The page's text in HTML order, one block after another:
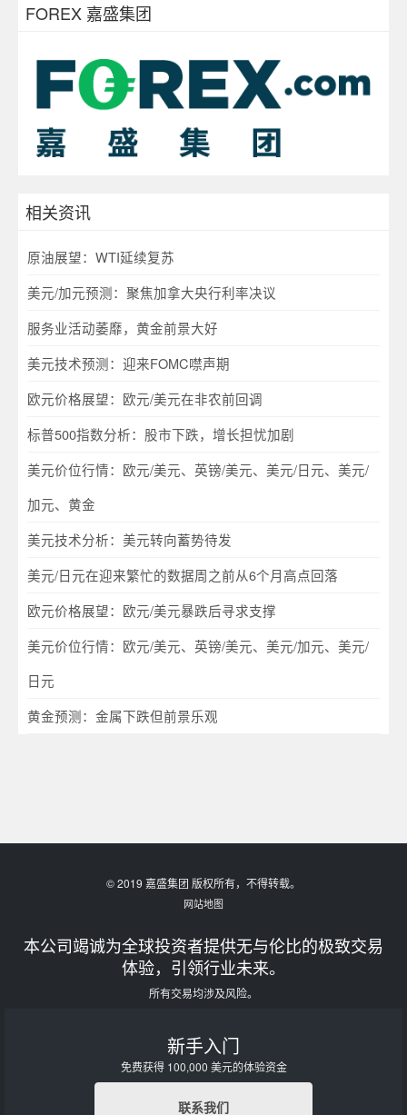
FOREX 嘉盛集团
相关资讯
原油展望：WTI延续复苏
美元/加元预测：聚焦加拿大央行利率决议
服务业活动萎靡，黄金前景大好
美元技术预测：迎来FOMC噤声期
欧元价格展望：欧元/美元在非农前回调
标普500指数分析：股市下跌，增长担忧加剧
美元价位行情：欧元/美元、英镑/美元、美元/日元、美元/
加元、黄金
美元技术分析：美元转向蓄势待发
美元/日元在迎来繁忙的数据周之前从6个月高点回落
欧元价格展望：欧元/美元暴跌后寻求支撑
美元价位行情：欧元/美元、英镑/美元、美元/加元、美元/
日元
黄金预测：金属下跌但前景乐观
© 2019 嘉盛集团 版权所有，不得转载。
网站地图
本公司竭诚为全球投资者提供无与伦比的极致交易
体验，引领行业未来。
所有交易均涉及风险。
新手入门
免费获得 100,000 美元的体验资金
联系我们